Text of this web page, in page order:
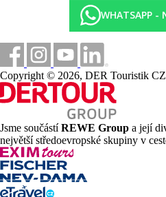
WHATSAPP -
Copyright © 2026, DER Touristik CZ
Jsme součástíREWE Group a její
největší středoevropské skupiny v